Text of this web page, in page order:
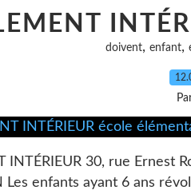
doivent, enfant,
INTÉRIEUR 30, rue Ernest
Les enfants ayant 6 ans